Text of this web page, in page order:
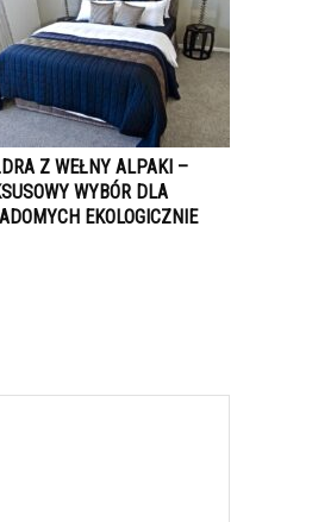
Z WEŁNY ALPAKI –
WYBÓR DLA
EKOLOGICZNIE